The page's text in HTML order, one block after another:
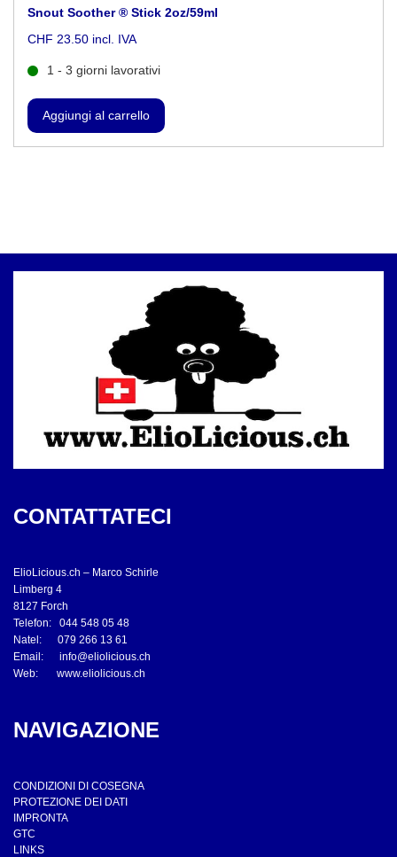
Snout Soother ® Stick 2oz/59ml
CHF 23.50 incl. IVA
1 - 3 giorni lavorativi
CONTATTATECI
ElioLicious.ch – Marco Schirle
Limberg 4
8127 Forch
Telefon: 044 548 05 48
Natel: 079 266 13 61
Email: info@eliolicious.ch
Web: www.eliolicious.ch
NAVIGAZIONE
CONDIZIONI DI COSEGNA
PROTEZIONE DEI DATI
IMPRONTA
GTC
LINKS